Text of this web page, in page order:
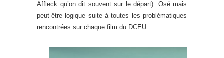
Affleck qu’on dit souvent sur le départ). Osé mais
peut-être logique suite à toutes les problématiques
rencontrées sur chaque film du DCEU.